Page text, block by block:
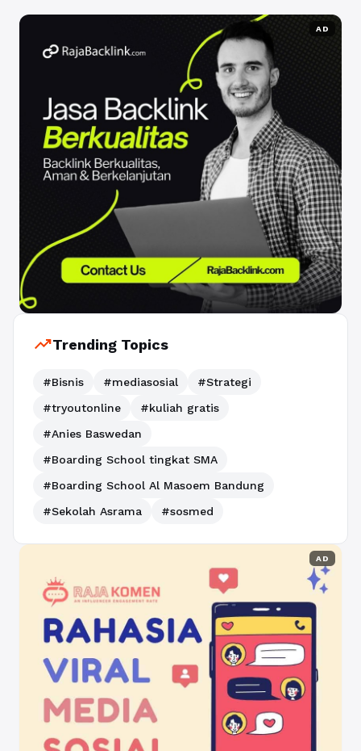
AD
trending_upTrending Topics
#Bisnis #mediasosial
#Strategi
#tryoutonline
#kuliah gratis
#Anies Baswedan
#Boarding School tingkat SMA
#Boarding School Al Masoem Bandung
#Sekolah Asrama
#sosmed
AD